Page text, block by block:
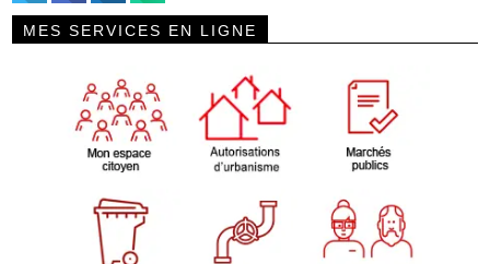
MES SERVICES EN LIGNE